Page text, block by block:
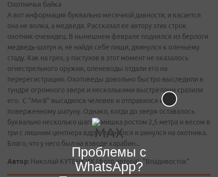
Охотничья байка
А вот информация буквально месячной давности, и касается
она не волка, а медведя. Рассказал ее автору этих строк
охотник-очевидец. В нынешнем феврале поднялся из берлоги
медведь-шатун и, не найдя себе пищи, двинулся к оленьему
стаду. Как на грех, у пастухов в этот момент не оказалось
огнестрельного оружия, оленеводы отдали его на
перерегистрацию. Охотоведы довольно быстро выследили в
тундре огромного зверя и несколькими выстрелами сразили
его. С "Ми-8" высадился человек и отправился к
поверженному шатуну. Однако, когда до зверя оставалось
буквально несколько шагов, мишка ростом 2,5 метра и весом в
три с лишним центнера вдруг поднялся и ринулся на охотника.
Благо, что у него был на взводе карабин...
Автор: Николай КУТЕНКИХ (фото автора), "Владивосток"
Проблемы с
WhatsApp?